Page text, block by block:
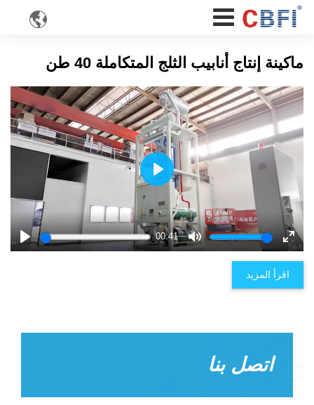

ماكينة إنتاج أنابيب الثلج المتكاملة 40 طن
Play
00:41
Mute
Enter
Play
اقرأ المزيد
اتصل بنا